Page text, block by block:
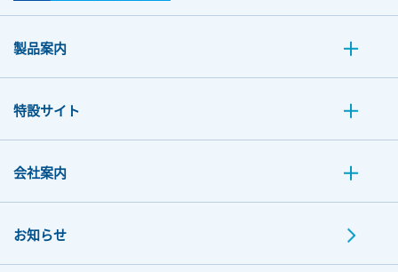
製品案内
特設サイト
会社案内
お知らせ